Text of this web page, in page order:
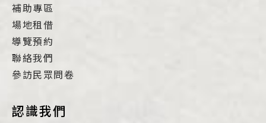
補助專區
場地租借
導覽預約
聯絡我們
參訪民眾問卷
認識我們